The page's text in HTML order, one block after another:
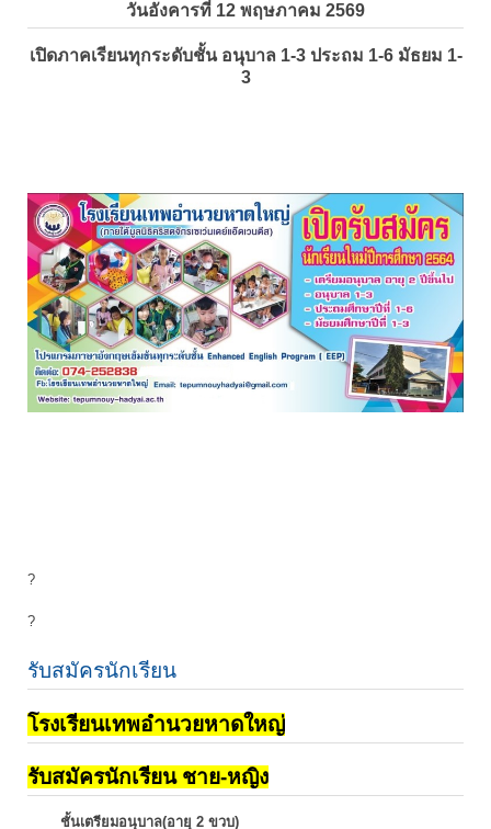
วันอังคารที่ 12 พฤษภาคม 2569
เปิดภาคเรียนทุกระดับชั้น อนุบาล 1-3 ประถม 1-6 มัธยม 1-
3
?
?
รับสมัครนักเรียน
โรงเรียนเทพอำนวยหาดใหญ่
รับสมัครนักเรียน ชาย-หญิง
ชั้นเตรียมอนุบาล(อายุ 2 ขวบ)